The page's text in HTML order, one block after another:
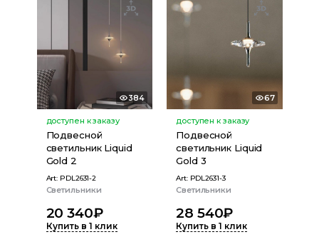
384
доступен к заказу
Подвесной
светильник Liquid
Gold 2
Art: PDL2631-2
Светильники
20 340₽
Купить в 1 клик
67
доступен к заказу
Подвесной
светильник Liquid
Gold 3
Art: PDL2631-3
Светильники
28 540₽
Купить в 1 клик